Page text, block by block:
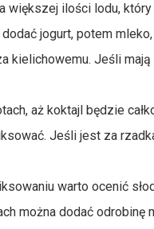
ilości lodu,
dodać jogurt, potem
kielichowemu. Jeśli
aż koktajl będzie
Jeśli jest za
warto ocenić
można dodać odrobinę